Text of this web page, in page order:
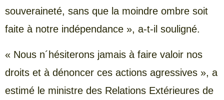
souveraineté, sans que la moindre ombre soit
faite à notre indépendance », a-t-il souligné.
« Nous n´hésiterons jamais à faire valoir nos
droits et à dénoncer ces actions agressives », a
estimé le ministre des Relations Extérieures de